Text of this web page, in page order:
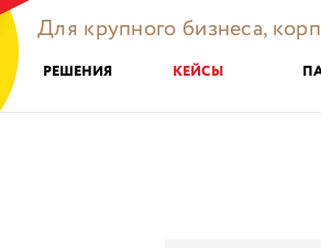
Для крупного бизнеса,
РЕШЕНИЯ КЕЙСЫ